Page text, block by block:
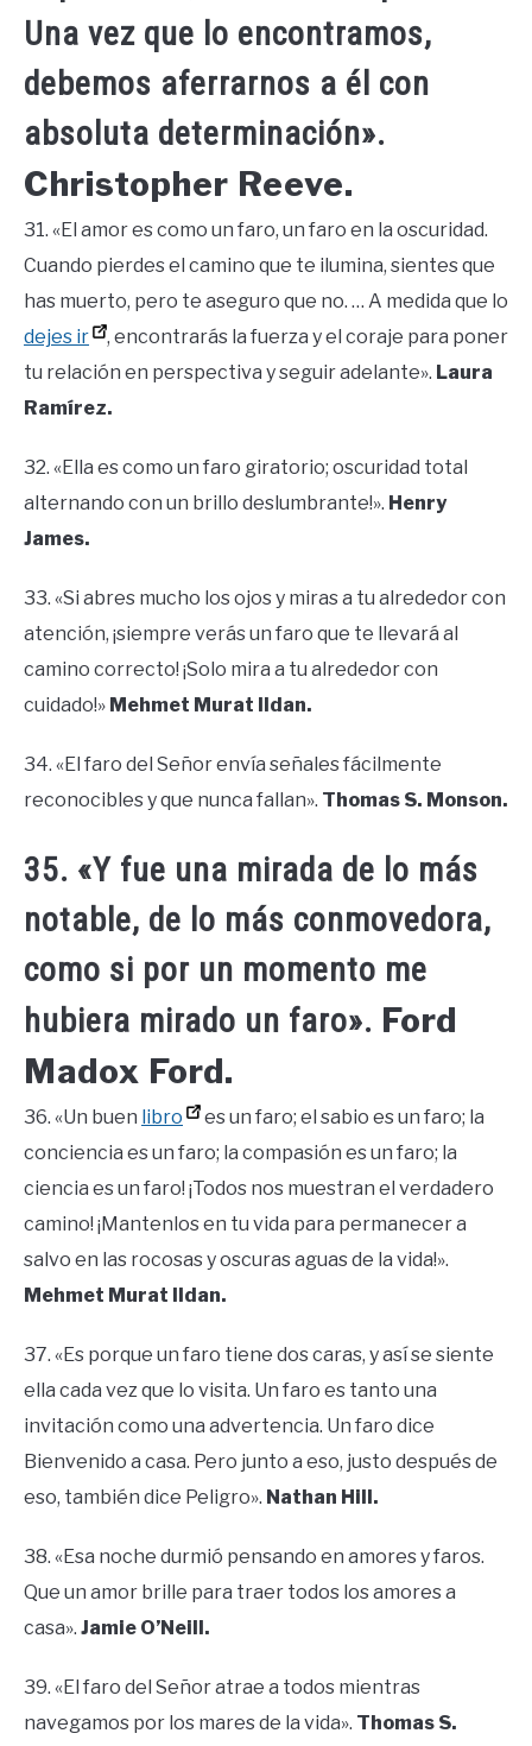
Una vez que lo encontramos,
debemos aferrarnos a él con
absoluta determinación».
Christopher Reeve.
31. «El amor es como un faro, un faro en la oscuridad.
Cuando pierdes el camino que te ilumina, sientes que
has muerto, pero te aseguro que no. … A medida que lo
dejes ir
, encontrarás la fuerza y ​​el coraje para poner
tu relación en perspectiva y seguir adelante». Laura
Ramírez.
32. «Ella es como un faro giratorio; oscuridad total
alternando con un brillo deslumbrante!». Henry
James.
33. «Si abres mucho los ojos y miras a tu alrededor con
atención, ¡siempre verás un faro que te llevará al
camino correcto! ¡Solo mira a tu alrededor con
cuidado!» Mehmet Murat Ildan.
34. «El faro del Señor envía señales fácilmente
reconocibles y que nunca fallan». Thomas S. Monson.
35. «Y fue una mirada de lo más
notable, de lo más conmovedora,
como si por un momento me
hubiera mirado un faro». Ford
Madox Ford.
36. «Un buen libro
es un faro; el sabio es un faro; la
conciencia es un faro; la compasión es un faro; la
ciencia es un faro! ¡Todos nos muestran el verdadero
camino! ¡Mantenlos en tu vida para permanecer a
salvo en las rocosas y oscuras aguas de la vida!».
Mehmet Murat Ildan.
37. «Es porque un faro tiene dos caras, y así se siente
ella cada vez que lo visita. Un faro es tanto una
invitación como una advertencia. Un faro dice
Bienvenido a casa. Pero junto a eso, justo después de
eso, también dice Peligro». Nathan Hill.
38. «Esa noche durmió pensando en amores y faros.
Que un amor brille para traer todos los amores a
casa». Jamie O’Neill.
39. «El faro del Señor atrae a todos mientras
navegamos por los mares de la vida». Thomas S.